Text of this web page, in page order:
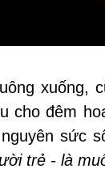
xuống,
cho đêm
sức
trẻ - là